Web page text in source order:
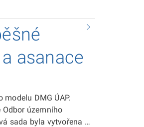
asanace
DMG ÚAP.
územního
sada byla vytvořena v